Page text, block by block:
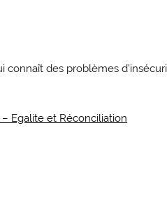
des problèmes
Egalite et Réconciliation